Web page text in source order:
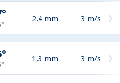
2,4 mm 3 m/s
1,3 mm 3 m/s